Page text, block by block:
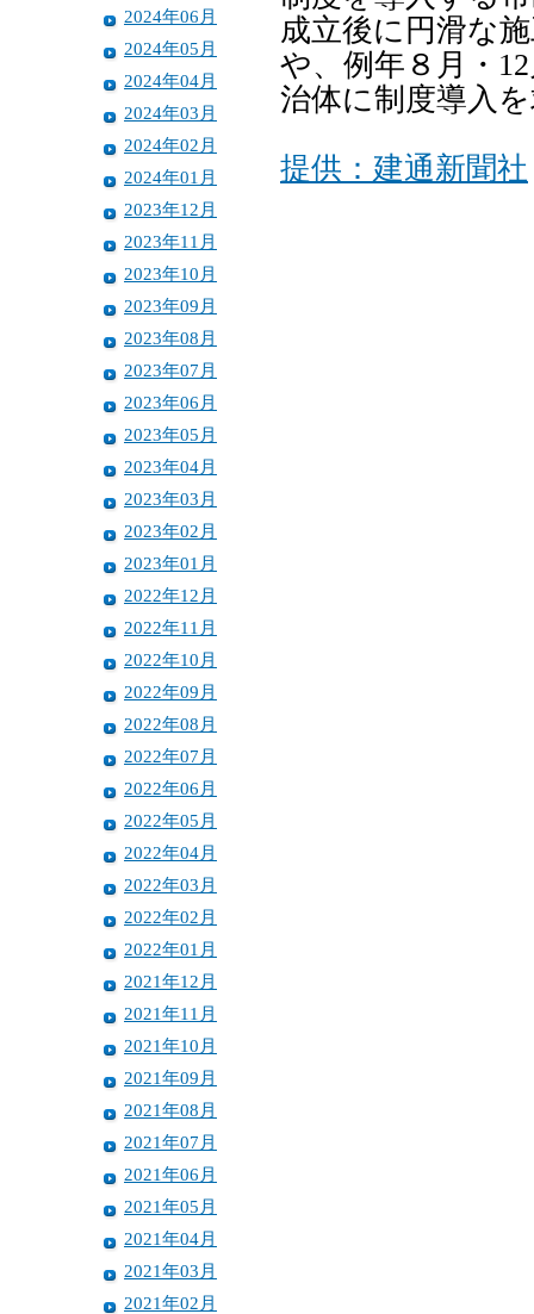
2024年06月
2024年05月
2024年04月
2024年03月
2024年02月
2024年01月
2023年12月
2023年11月
2023年10月
2023年09月
2023年08月
2023年07月
2023年06月
2023年05月
2023年04月
2023年03月
2023年02月
2023年01月
2022年12月
2022年11月
2022年10月
2022年09月
2022年08月
2022年07月
2022年06月
2022年05月
2022年04月
2022年03月
2022年02月
2022年01月
2021年12月
2021年11月
2021年10月
2021年09月
2021年08月
2021年07月
2021年06月
2021年05月
2021年04月
2021年03月
2021年02月
成立後に円滑な
や、例年８月・
治体に制度導入
提供：建通新聞社